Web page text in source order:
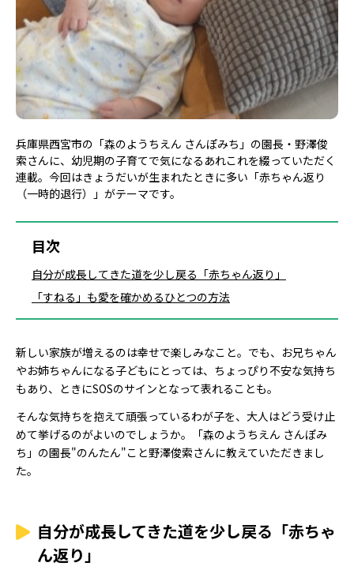
兵庫県西宮市の「森のようちえん さんぽみち」の園長・野澤俊
索さんに、幼児期の子育てで気になるあれこれを綴っていただく
連載。今回はきょうだいが生まれたときに多い「赤ちゃん返り
（一時的退行）」がテーマです。
目次
自分が成長してきた道を少し戻る「赤ちゃん返り」
「すねる」も愛を確かめるひとつの方法
新しい家族が増えるのは幸せで楽しみなこと。でも、お兄ちゃん
やお姉ちゃんになる子どもにとっては、ちょっぴり不安な気持ち
もあり、ときにSOSのサインとなって表れることも。
そんな気持ちを抱えて頑張っているわが子を、大人はどう受け止
めて挙げるのがよいのでしょうか。「森のようちえん さんぽみ
ち」の園長"のんたん"こと野澤俊索さんに教えていただきまし
た。
自分が成長してきた道を少し戻る「赤ちゃ
ん返り」